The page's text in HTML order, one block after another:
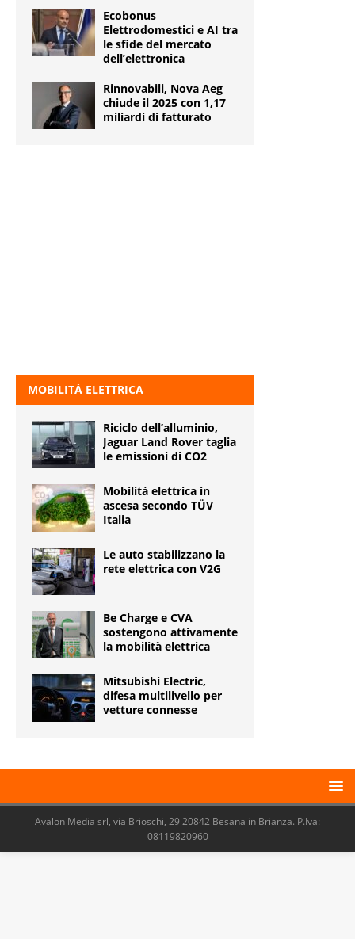
Ecobonus
Elettrodomestici e AI tra
le sfide del mercato
dell’elettronica
Rinnovabili, Nova Aeg
chiude il 2025 con 1,17
miliardi di fatturato
MOBILITÀ ELETTRICA
Riciclo dell’alluminio,
Jaguar Land Rover taglia
le emissioni di CO2
Mobilità elettrica in
ascesa secondo TÜV
Italia
Le auto stabilizzano la
rete elettrica con V2G
Be Charge e CVA
sostengono attivamente
la mobilità elettrica
Mitsubishi Electric,
difesa multilivello per
vetture connesse
Avalon Media srl, via Brioschi, 29 20842 Besana in Brianza. P.Iva:
08119820960